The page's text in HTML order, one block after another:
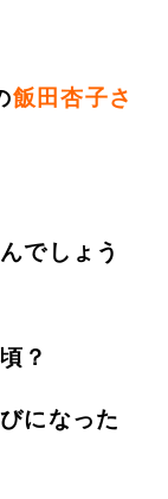
飯田杏子さ
でしょう
？
になった